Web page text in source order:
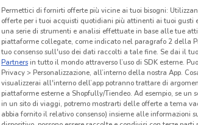
Permettici di fornirti offerte più vicine ai tuoi bisogni:
offerte per i tuoi acquisti quotidiani più attinenti ai tuoi gusti
una serie di strumenti e analisi effettuate in base alle tue
piattaforme collegate, come indicato nel paragrafo 2 della
tuo consenso sull'uso dei dati raccolti a tale fine. Se dai il
Partnersin tutto il mondo attraverso l’uso di SDK esterne.
Privacy > Personalizzazione, all’interno della nostra App.
visualizzerai all'interno dell’app potranno trattare di
piattaforme esterne a Shopfully/Tiendeo. Ad esempio, se
in un sito di viaggi, potremo mostrarti delle offerte a tema
abbia fornito il relativo consenso) insieme alle informazioni